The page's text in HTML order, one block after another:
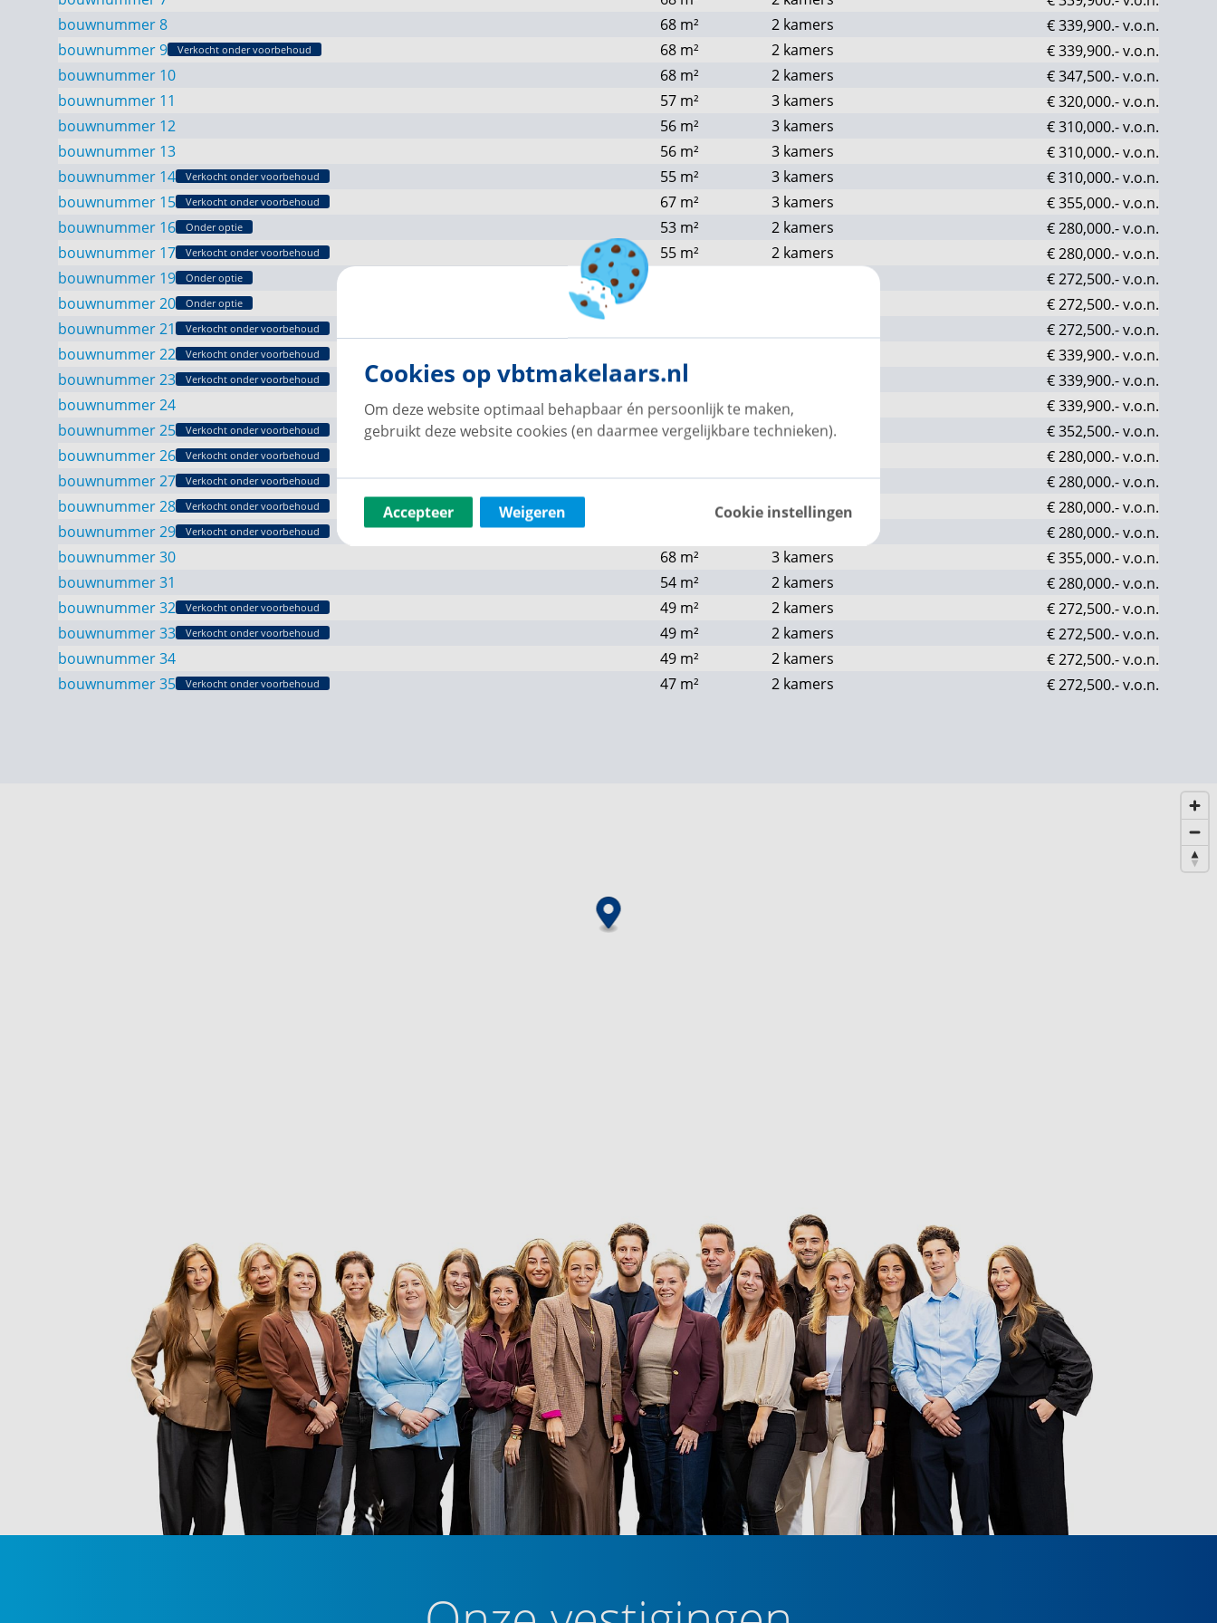
bouwnummer 8
68 m² 2 kamers € 339,900.-v.o.n.
bouwnummer 9
Verkocht onder voorbehoud 68 m² 2 kamers € 339,900.-v.o.n.
bouwnummer 10
68 m² 2 kamers € 347,500.-v.o.n.
bouwnummer 11
57 m² 3 kamers € 320,000.-v.o.n.
bouwnummer 12
56 m² 3 kamers € 310,000.-v.o.n.
bouwnummer 13
56 m² 3 kamers € 310,000.-v.o.n.
bouwnummer 14
Verkocht onder voorbehoud 55 m² 3 kamers € 310,000.-v.o.n.
bouwnummer 15
Verkocht onder voorbehoud 67 m² 3 kamers € 355,000.-v.o.n.
bouwnummer 16
Onder optie 53 m² 2 kamers € 280,000.-v.o.n.
bouwnummer 17
Verkocht onder voorbehoud 55 m² 2 kamers € 280,000.-v.o.n.
bouwnummer 19
Onder optie € 272,500.-v.o.n.
bouwnummer 20
Onder optie € 272,500.-v.o.n.
bouwnummer 21
Verkocht onder voorbehoud € 272,500.-v.o.n.
bouwnummer 22
Verkocht onder voorbehoud € 339,900.-v.o.n.
bouwnummer 23
Verkocht onder voorbehoud 68m² € 339,900.-v.o.n.
bouwnummer 24
68m² 2 kamers € 339,900.-v.o.n.
bouwnummer 25
Verkocht onder voorbehoud 68m² 3 kamers € 352,500.-v.o.n.
bouwnummer 26
Verkocht onder voorbehoud € 280,000.-v.o.n.
bouwnummer 27
Verkocht onder voorbehoud 55m² 3 kamers € 280,000.-v.o.n.
bouwnummer 28
Verkocht onder voorbehoud 3 kamers € 280,000.-v.o.n.
bouwnummer 29
Verkocht onder voorbehoud € 280,000.-v.o.n.
bouwnummer 30
68 m² 3 kamers € 355,000.-v.o.n.
bouwnummer 31
54 m² 2 kamers € 280,000.-v.o.n.
bouwnummer 32
Verkocht onder voorbehoud 49 m² 2 kamers € 272,500.-v.o.n.
bouwnummer 33
Verkocht onder voorbehoud 49 m² 2 kamers € 272,500.-v.o.n.
bouwnummer 34
49 m² 2 kamers € 272,500.-v.o.n.
bouwnummer 35
Verkocht onder voorbehoud 47 m² 2 kamers € 272,500.-v.o.n.
Cookies op vbtmakelaars.nl
Om deze website optimaal behapbaar én persoonlijk te maken,
gebruikt deze website cookies (en daarmee vergelijkbare technieken).
Accepteer Weigeren Cookie instellingen